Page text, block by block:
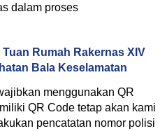
dalam proses
Rumah Rakernas XIV
Bala Keselamatan
menggunakan QR
QR Code tetap akan kami
pencatatan nomor polisi